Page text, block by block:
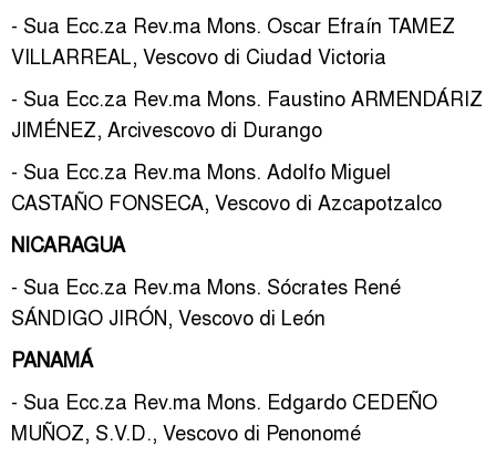
- Sua Ecc.za Rev.ma Mons. Oscar Efraín TAMEZ
VILLARREAL, Vescovo di Ciudad Victoria
- Sua Ecc.za Rev.ma Mons. Faustino ARMENDÁRIZ
JIMÉNEZ, Arcivescovo di Durango
- Sua Ecc.za Rev.ma Mons. Adolfo Miguel
CASTAÑO FONSECA, Vescovo di Azcapotzalco
NICARAGUA
- Sua Ecc.za Rev.ma Mons. Sócrates René
SÁNDIGO JIRÓN, Vescovo di León
PANAMÁ
- Sua Ecc.za Rev.ma Mons. Edgardo CEDEÑO
MUÑOZ, S.V.D., Vescovo di Penonomé